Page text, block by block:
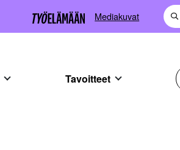
Mediakuvat
Tavoitteet